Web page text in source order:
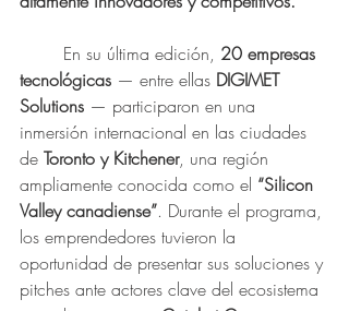
	En su última edición,
20 empresas
tecnológicas — entre ellas DIGIMET
Solutions — participaron en una
inmersión internacional en las ciudades
de Toronto y Kitchener, una región
ampliamente conocida como el “Silicon
Valley canadiense”. Durante el programa,
los emprendedores tuvieron la
oportunidad de presentar sus soluciones y
pitches ante actores clave del ecosistema